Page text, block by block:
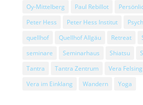
Oy-Mittelberg
Paul Rebillot
Peter Hess
Peter Hess Institut
quellhof
Quellhof Allgäu Retreat
seminare
Seminarhaus Shiatsu
Tantra
Tantra Zentrum
Vera Felsing
Vera im Einklang
Wandern Yoga